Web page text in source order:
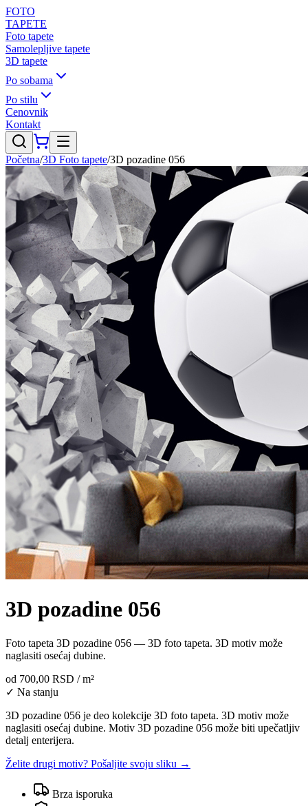
FOTO
TAPETE
Foto tapete
Samolepljive tapete
3D tapete
Po sobama
Po stilu
Cenovnik
Kontakt
Početna/3D Foto tapete/3D pozadine 056
3D pozadine 056
Foto tapeta 3D pozadine 056 — 3D foto tapeta. 3D motiv može
naglasiti osećaj dubine.
od 700,00 RSD / m²
✓ Na stanju
3D pozadine 056 je deo kolekcije 3D foto tapeta. 3D motiv može
naglasiti osećaj dubine. Motiv 3D pozadine 056 može biti upečatljiv
detalj enterijera.
Želite drugi motiv? Pošaljite svoju sliku →
Brza isporuka